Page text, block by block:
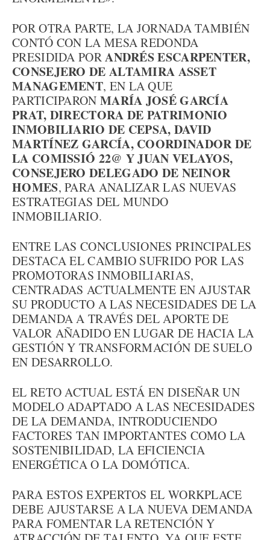
POR OTRA PARTE, LA JORNADA TAMBIÉN
CONTÓ CON LA MESA REDONDA
PRESIDIDA PORANDRÉS ESCARPENTER,
CONSEJERO DE ALTAMIRA ASSET
MANAGEMENT, EN LA QUE
PARTICIPARON MARÍA JOSÉ GARCÍA
PRAT, DIRECTORA DE PATRIMONIO
INMOBILIARIO DE CEPSA, DAVID
MARTÍNEZ GARCÍA, COORDINADOR DE
LA COMISSIÓ 22@ Y JUAN VELAYOS,
CONSEJERO DELEGADO DE NEINOR
HOMES, PARA ANALIZAR LAS NUEVAS
ESTRATEGIAS DEL MUNDO
INMOBILIARIO.
ENTRE LAS CONCLUSIONES PRINCIPALES
DESTACA EL CAMBIO SUFRIDO POR LAS
PROMOTORAS INMOBILIARIAS,
CENTRADAS ACTUALMENTE EN AJUSTAR
SU PRODUCTO A LAS NECESIDADES DE LA
DEMANDA A TRAVÉS DEL APORTE DE
VALOR AÑADIDO EN LUGAR DE HACIA LA
GESTIÓN Y TRANSFORMACIÓN DE SUELO
EN DESARROLLO.
EL RETO ACTUAL ESTÁ EN DISEÑAR UN
MODELO ADAPTADO A LAS NECESIDADES
DE LA DEMANDA, INTRODUCIENDO
FACTORES TAN IMPORTANTES COMO LA
SOSTENIBILIDAD, LA EFICIENCIA
ENERGÉTICA O LA DOMÓTICA.
PARA ESTOS EXPERTOS EL WORKPLACE
DEBE AJUSTARSE A LA NUEVA DEMANDA
PARA FOMENTAR LA RETENCIÓN Y